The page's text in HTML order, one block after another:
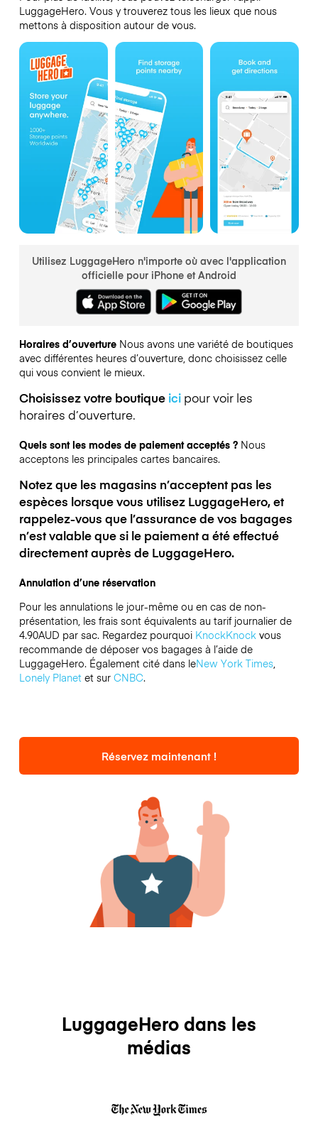
LuggageHero. Vous y trouverez tous les lieux que nous
mettons à disposition autour de vous.
Utilisez LuggageHero n'importe où avec l'application
officielle pour iPhone et Android
Horaires d’ouverture Nous avons une variété de boutiques
avec différentes heures d’ouverture, donc choisissez celle
qui vous convient le mieux.
Choisissez votre boutique icipour voir les
horaires d’ouverture.
Quels sont les modes de paiement acceptés ? Nous
acceptons les principales cartes bancaires.
Notez que les magasins n’acceptent pas les
espèces lorsque vous utilisez LuggageHero, et
rappelez-vous que l’assurance de vos bagages
n’est valable que si le paiement a été effectué
directement auprès de LuggageHero.
Annulation d’une réservation
Pour les annulations le jour-même ou en cas de non-
présentation, les frais sont équivalents au tarif journalier de
4.90AUD par sac. Regardez pourquoi KnockKnockvous
recommande de déposer vos bagages à l’aide de
LuggageHero. Également cité dans leNew York Times,
Lonely Planetet sur CNBC.
Réservez maintenant !
LuggageHero dans les
médias